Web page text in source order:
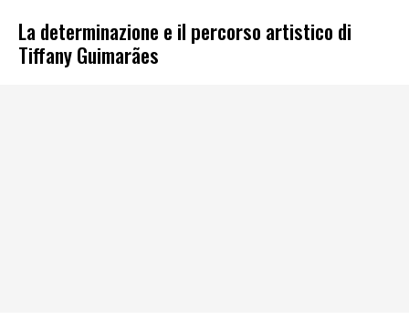
La determinazione e il percorso artistico di
Tiffany Guimarães